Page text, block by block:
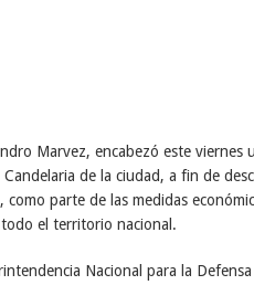
Marvez, encabezó este viernes
de la ciudad, a fin de
parte de las medidas
el territorio nacional.
Nacional para la